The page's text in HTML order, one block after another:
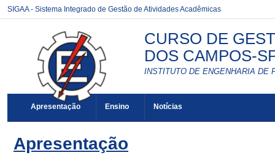
SIGAA - Sistema Integrado de Gestão de Atividades Acadêmicas
CURSO DE
DOS CAMPOS-
INSTITUTO DE ENGENHARIA DE
Apresentação Ensino Notícias
Apresentação